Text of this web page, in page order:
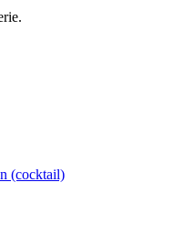
(cocktail)